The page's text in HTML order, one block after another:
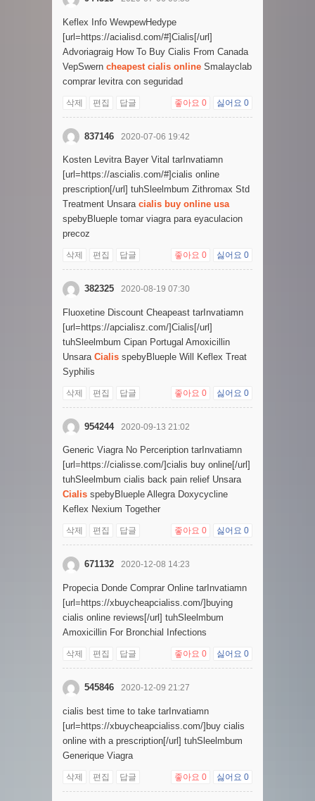
Keflex Info WewpewHedype
[url=https://acialisd.com/#]Cialis[/url]
Advoriagraig How To Buy Cialis From Canada
VepSwern cheapest cialis online Smalayclab
comprar levitra con seguridad
삭제 편집 답글 좋아요 0 싫어요 0
837146 2020-07-06 19:42
Kosten Levitra Bayer Vital tarInvatiamn
[url=https://ascialis.com/#]cialis online
prescription[/url] tuhSleelmbum Zithromax Std
Treatment Unsara cialis buy online usa
spebyBlueple tomar viagra para eyaculacion
precoz
삭제 편집 답글 좋아요 0 싫어요 0
382325 2020-08-19 07:30
Fluoxetine Discount Cheapeast tarInvatiamn
[url=https://apcialisz.com/]Cialis[/url]
tuhSleelmbum Cipan Portugal Amoxicillin
Unsara Cialis spebyBlueple Will Keflex Treat
Syphilis
삭제 편집 답글 좋아요 0 싫어요 0
954244 2020-09-13 21:02
Generic Viagra No Perceription tarInvatiamn
[url=https://cialisse.com/]cialis buy online[/url]
tuhSleelmbum cialis back pain relief Unsara
Cialis spebyBlueple Allegra Doxycycline
Keflex Nexium Together
삭제 편집 답글 좋아요 0 싫어요 0
671132 2020-12-08 14:23
Propecia Donde Comprar Online tarInvatiamn
[url=https://xbuycheapcialiss.com/]buying
cialis online reviews[/url] tuhSleelmbum
Amoxicillin For Bronchial Infections
삭제 편집 답글 좋아요 0 싫어요 0
545846 2020-12-09 21:27
cialis best time to take tarInvatiamn
[url=https://xbuycheapcialiss.com/]buy cialis
online with a prescription[/url] tuhSleelmbum
Generique Viagra
삭제 편집 답글 좋아요 0 싫어요 0